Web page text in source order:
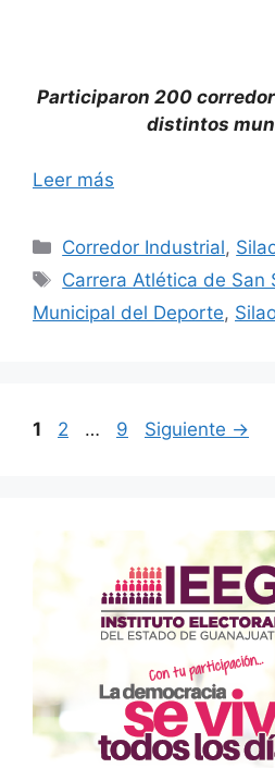
Participaron 200
distintos
Leer más
Categorías
Corredor Industrial,
Etiquetas
Carrera Atlética de San
Municipal del Deporte,
Página
1 Página
2 … Página
9 Siguiente →